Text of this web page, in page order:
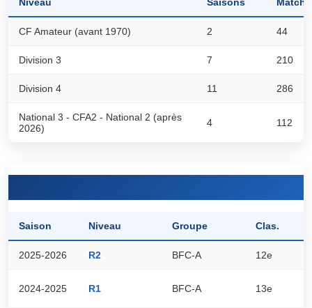
CF Amateur (avant 1970) 2 44
Division 3 7 210
Division 4 11 286
National 3 - CFA2 - National 2 (après
2026)
4 112
Saison Niveau Groupe Clas.
2025-2026 R2 BFC-A 12e
2024-2025 R1 BFC-A 13e